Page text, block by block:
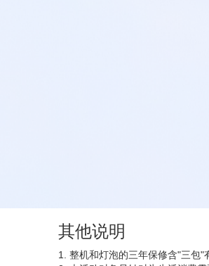
其他说明
1.
整机和灯泡的三年保修含"三包"